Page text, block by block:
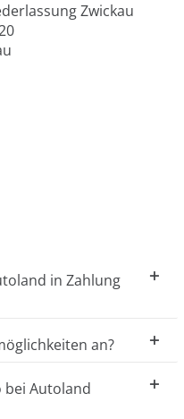
Zwickau
in Zahlung
an?
bei Autoland